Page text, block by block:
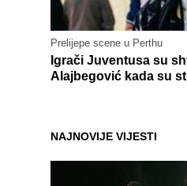
Prelijepe scene u Perthu
Igrači Juventusa su
Alajbegović kada su
NAJNOVIJE VIJESTI